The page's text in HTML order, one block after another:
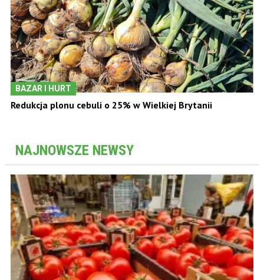
BAZAR I HURT
Redukcja plonu cebuli o 25% w Wielkiej Brytanii
NAJNOWSZE NEWSY